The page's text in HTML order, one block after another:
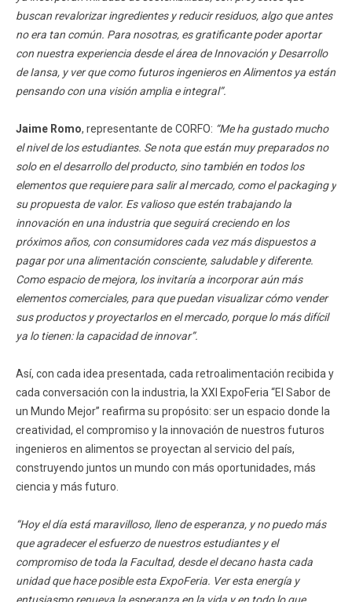
buscan revalorizar ingredientes y reducir residuos, algo que antes
no era tan común. Para nosotras, es gratificante poder aportar
con nuestra experiencia desde el área de Innovación y Desarrollo
de Iansa, y ver que como futuros ingenieros en Alimentos ya están
pensando con una visión amplia e integral”.
Jaime Romo, representante de CORFO: “Me ha gustado mucho
el nivel de los estudiantes. Se nota que están muy preparados no
solo en el desarrollo del producto, sino también en todos los
elementos que requiere para salir al mercado, como el packaging y
su propuesta de valor. Es valioso que estén trabajando la
innovación en una industria que seguirá creciendo en los
próximos años, con consumidores cada vez más dispuestos a
pagar por una alimentación consciente, saludable y diferente.
Como espacio de mejora, los invitaría a incorporar aún más
elementos comerciales, para que puedan visualizar cómo vender
sus productos y proyectarlos en el mercado, porque lo más difícil
ya lo tienen: la capacidad de innovar”.
Así, con cada idea presentada, cada retroalimentación recibida y
cada conversación con la industria, la XXI ExpoFeria “El Sabor de
un Mundo Mejor” reafirma su propósito: ser un espacio donde la
creatividad, el compromiso y la innovación de nuestros futuros
ingenieros en alimentos se proyectan al servicio del país,
construyendo juntos un mundo con más oportunidades, más
ciencia y más futuro.
“Hoy el día está maravilloso, lleno de esperanza, y no puedo más
que agradecer el esfuerzo de nuestros estudiantes y el
compromiso de toda la Facultad, desde el decano hasta cada
unidad que hace posible esta ExpoFeria. Ver esta energía y
entusiasmo renueva la esperanza en la vida y en todo lo que